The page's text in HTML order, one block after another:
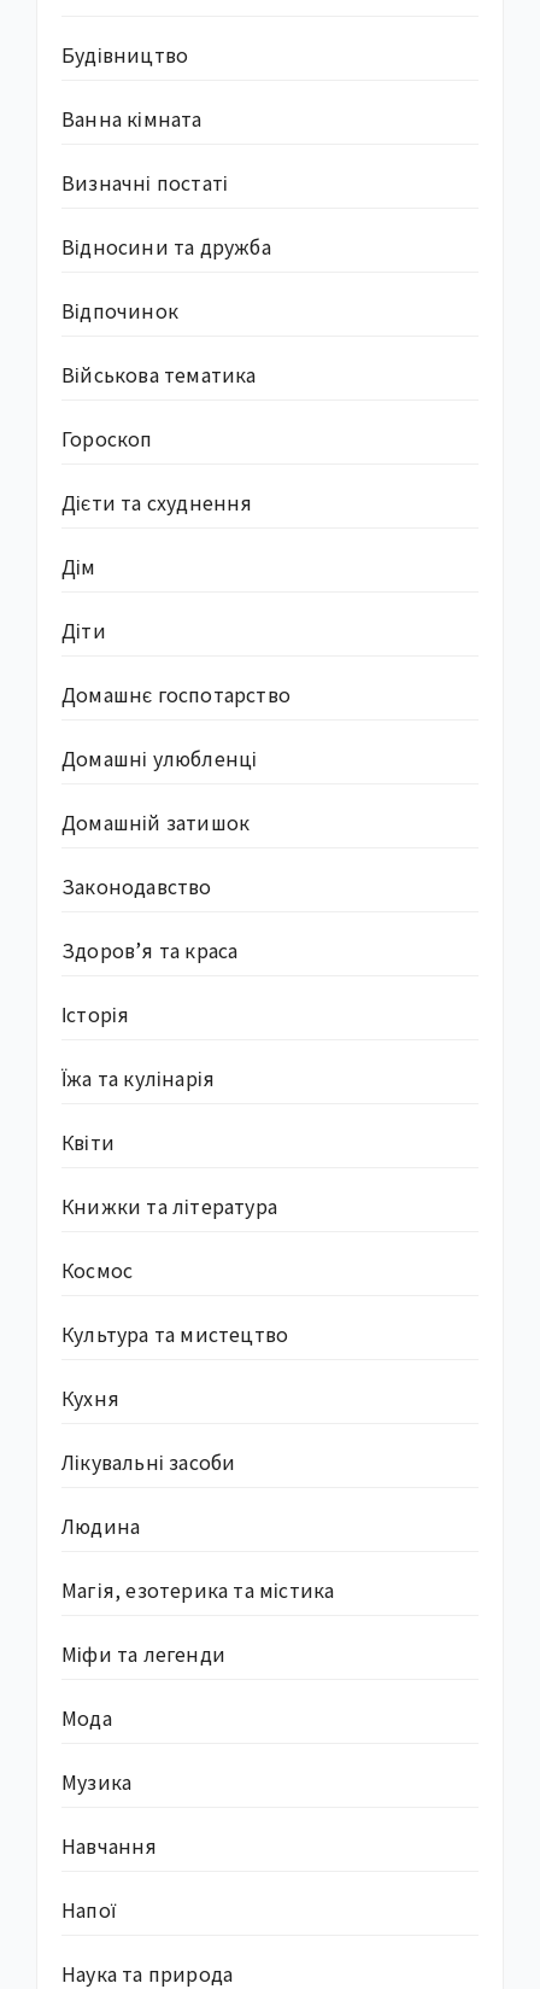
Будівництво
Ванна кімната
Визначні постаті
Відносини та дружба
Відпочинок
Військова тематика
Гороскоп
Дієти та схуднення
Дім
Діти
Домашнє госпотарство
Домашні улюбленці
Домашній затишок
Законодавство
Здоров’я та краса
Історія
Їжа та кулінарія
Квіти
Книжки та література
Космос
Культура та мистецтво
Кухня
Лікувальні засоби
Людина
Магія, езотерика та містика
Міфи та легенди
Мода
Музика
Навчання
Напої
Наука та природа